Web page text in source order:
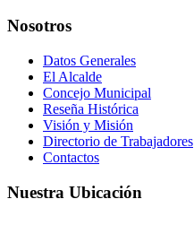
Nosotros
Datos Generales
El Alcalde
Concejo Municipal
Reseña Histórica
Visión y Misión
Directorio de Trabajadores
Contactos
Nuestra Ubicación